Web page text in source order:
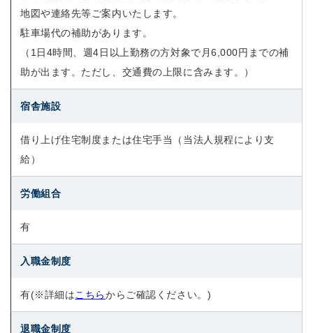
地図や連絡先等ご案内いたします。
駐車場代の補助があります。
（1日4時間、週4日以上勤務の方対象で月6,000円までの補
助が出ます。ただし、交通費の上限に含みます。）
宿舎施設
借り上げ住宅制度または住宅手当（当法人規程により支
給）
労働組合
有
入職金制度
有(※詳細はこちらからご確認ください。)
退職金制度